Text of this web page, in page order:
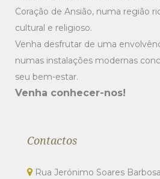
Coração de Ansião, numa região
cultural e religioso.
Venha desfrutar de uma
numas instalações modernas
seu bem-estar.
Venha conhecer-nos!
Contactos
Rua Jerónimo Soares